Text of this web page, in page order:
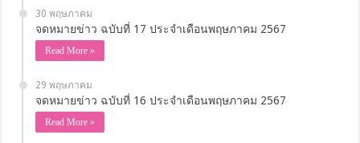
30 พฤษภาคม
จดหมายข่าว ฉบับที่ 17 ประจำเดือนพฤษภาคม 2567
Read More »
29 พฤษภาคม
จดหมายข่าว ฉบับที่ 16 ประจำเดือนพฤษภาคม 2567
Read More »